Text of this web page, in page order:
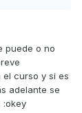
puede o no
curso y si es
adelante se
:okey